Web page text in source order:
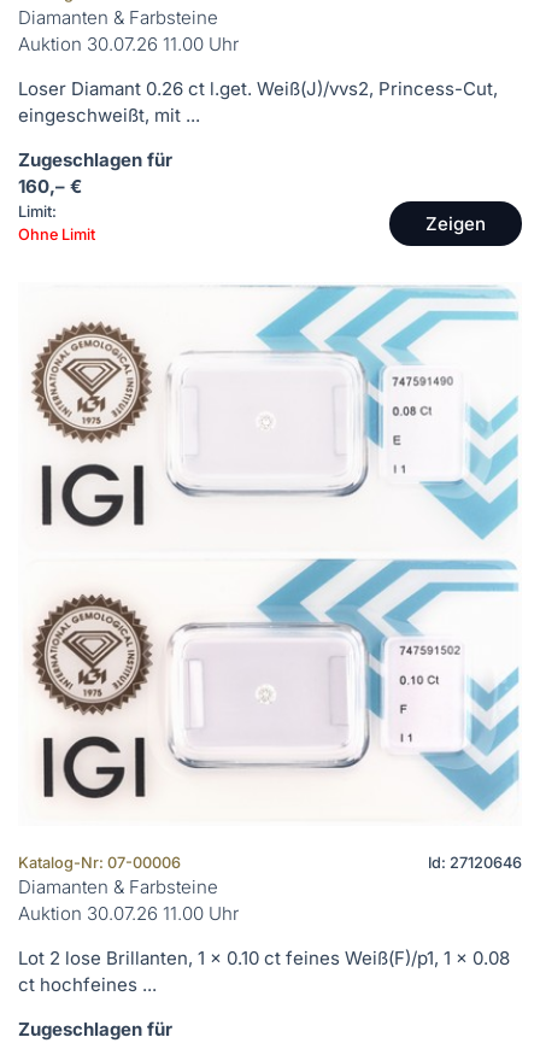
Diamanten & Farbsteine
Auktion 30.07.26 11.00 Uhr
Loser Diamant 0.26 ct l.get. Weiß(J)/vvs2, Princess-Cut,
eingeschweißt, mit ...
Zugeschlagen für
160,– €
Limit:
Ohne Limit
Zeigen
Katalog-Nr: 07-00006 Id: 27120646
Diamanten & Farbsteine
Auktion 30.07.26 11.00 Uhr
Lot 2 lose Brillanten, 1 x 0.10 ct feines Weiß(F)/p1, 1 x 0.08
ct hochfeines ...
Zugeschlagen für